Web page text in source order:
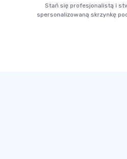
Stań się profesjonalistą i
spersonalizowaną skrzynkę